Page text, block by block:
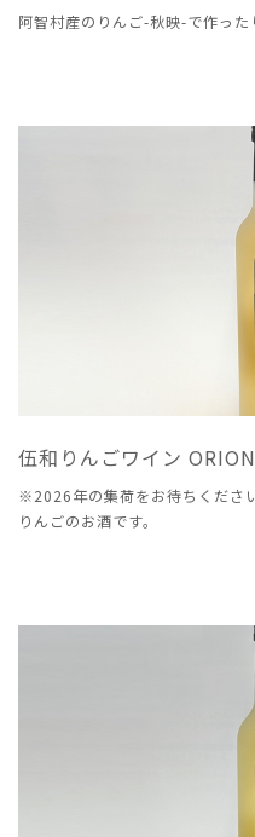
阿智村産のりんご-秋映-で作った
伍和りんごワイン
※2026年の集荷をお待ちくださ
りんごのお酒です。